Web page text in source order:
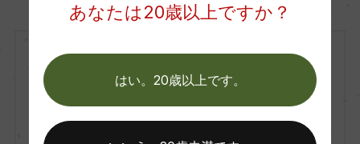
イタリア
白 NV
Matho
あなたは20歳以上ですか？
はい。20歳以上です。